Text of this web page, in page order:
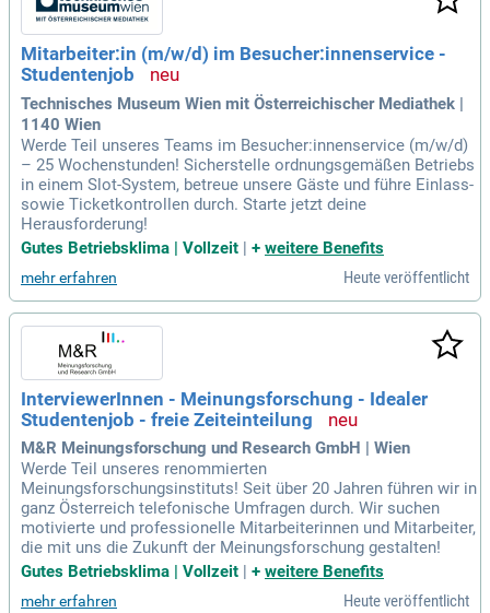
Mitarbeiter:in (m/w/d) im Besucher:innenservice -
Studentenjob
Technisches Museum Wien mit Österreichischer Mediathek |
1140 Wien
Werde Teil unseres Teams im Besucher:innenservice (m/w/d)
– 25 Wochenstunden! Sicherstelle ordnungsgemäßen Betriebs
in einem Slot-System, betreue unsere Gäste und führe Einlass-
sowie Ticketkontrollen durch. Starte jetzt deine
Herausforderung!
Gutes Betriebsklima | Vollzeit | + weitere Benefits
mehr erfahren Heute veröffentlicht
InterviewerInnen - Meinungsforschung - Idealer
Studentenjob - freie Zeiteinteilung
M&R Meinungsforschung und Research GmbH | Wien
Werde Teil unseres renommierten
Meinungsforschungsinstituts! Seit über 20 Jahren führen wir in
ganz Österreich telefonische Umfragen durch. Wir suchen
motivierte und professionelle Mitarbeiterinnen und Mitarbeiter,
die mit uns die Zukunft der Meinungsforschung gestalten!
Gutes Betriebsklima | Vollzeit | + weitere Benefits
mehr erfahren Heute veröffentlicht